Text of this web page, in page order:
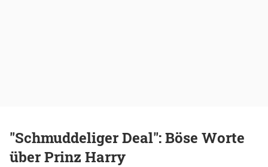
"Schmuddeliger Deal": Böse Worte
über Prinz Harry